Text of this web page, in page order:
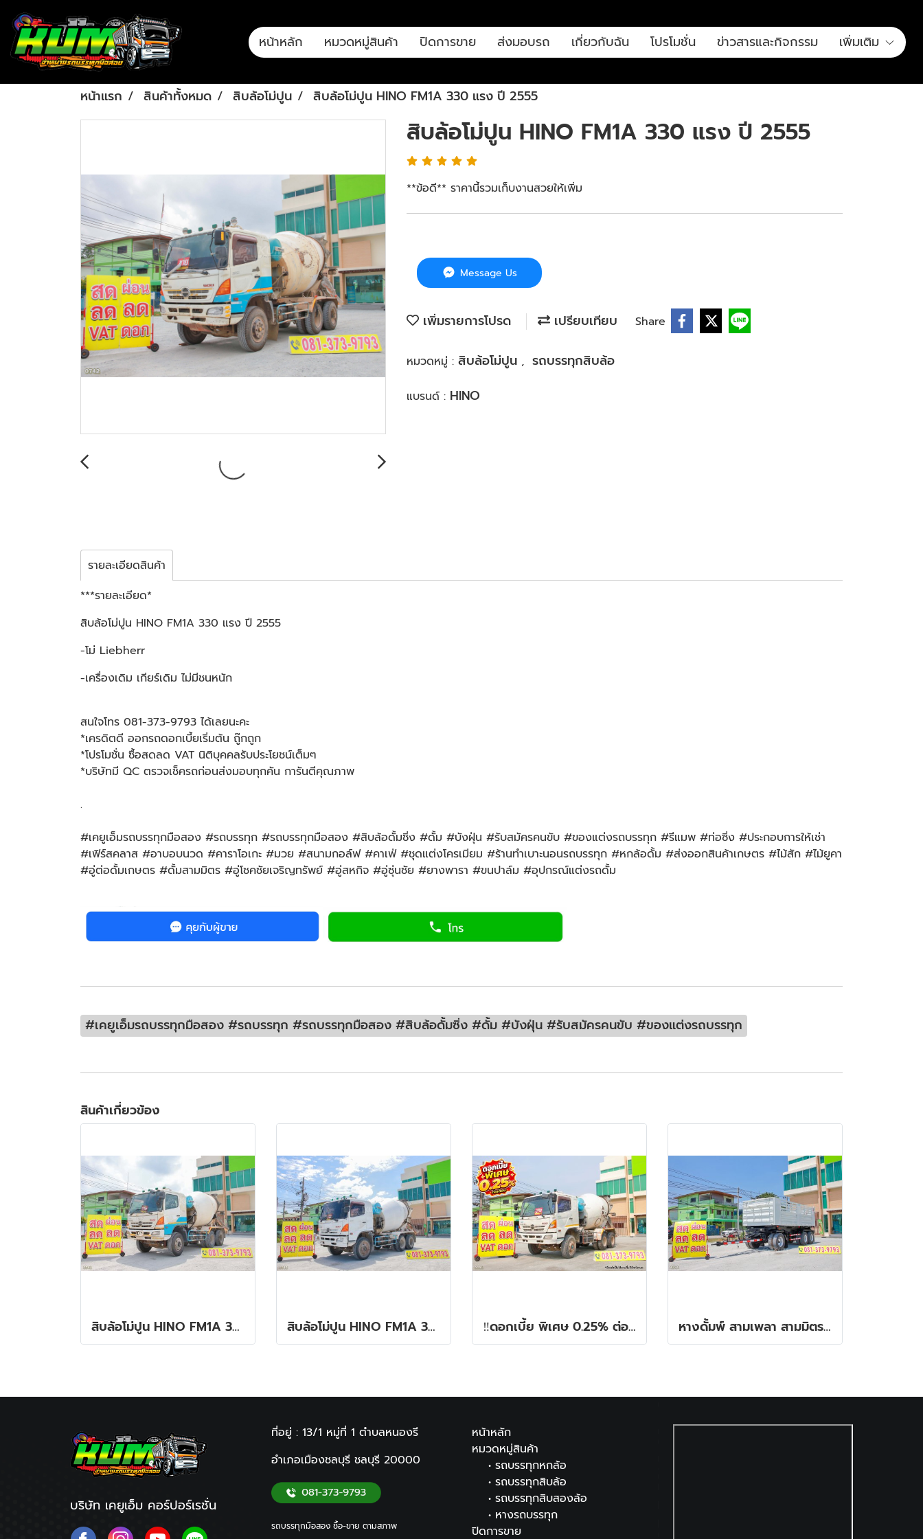
หน้าหลัก หมวดหมู่สินค้า ปิดการขาย ส่งมอบรถ เกี่ยวกับฉัน โปรโมชั่น ข่าวสารและกิจกรรม เพิ่มเติม
หน้าแรก สินค้าทั้งหมด สิบล้อโม่ปูน สิบล้อโม่ปูน HINO FM1A 330 แรง ปี 2555
สิบล้อโม่ปูน HINO FM1A 330 แรง ปี 2555
**ข้อดี** ราคานี้รวมเก็บงานสวยให้เพิ่ม
Message Us
เพิ่มรายการโปรด เปรียบเทียบ Share
หมวดหมู่ : สิบล้อโม่ปูน , รถบรรทุกสิบล้อ
แบรนด์ : HINO
รายละเอียดสินค้า
***รายละเอียด*
สิบล้อโม่ปูน HINO FM1A 330 แรง ปี 2555
-โม่ Liebherr
-เครื่องเดิม เกียร์เดิม ไม่มีชนหนัก
สนใจโทร 081-373-9793 ได้เลยนะคะ
*เครดิตดี ออกรถดอกเบี้ยเริ่มต้น ถู๊กถูก
*โปรโมชั่น ซื้อสดลด VAT นิติบุคคลรับประโยชน์เต็มๆ
*บริษัทมี QC ตรวจเช็ครถก่อนส่งมอบทุกคัน การันตีคุณภาพ
.
#เคยูเอ็มรถบรรทุกมือสอง #รถบรรทุก #รถบรรทุกมือสอง #สิบล้อดั้มซิ่ง #ดั้ม #บังฝุ่น #รับสมัครคนขับ #ของแต่งรถบรรทุก #รีแมพ #ท่อซิ่ง #ประกอบการให้เช่า
#เฟิร์สคลาส #อาบอบนวด #คาราโอเกะ #มวย #สนามกอล์ฟ #คาเฟ่ #ชุดแต่งโครเมียม #ร้านทำเบาะนอนรถบรรทุก #หกล้อดั้ม #ส่งออกสินค้าเกษตร #ไม้สัก #ไม้ยูคา
#อู่ต่อดั้มเกษตร #ดั้มสามมิตร #อู่โชคชัยเจริญทรัพย์ #อู่สหกิจ #อู่ซุ่นชัย #ยางพารา #ขนปาล์ม #อุปกรณ์แต่งรถดั้ม
#เคยูเอ็มรถบรรทุกมือสอง #รถบรรทุก #รถบรรทุกมือสอง #สิบล้อดั้มซิ่ง #ดั้ม #บังฝุ่น #รับสมัครคนขับ #ของแต่งรถบรรทุก
สินค้าเกี่ยวข้อง
สิบล้อโม่ปูน HINO FM1A 330 แรง ปี 2555 สิบล้อโม่ปูน HINO FM1A 330 แรง ปี 2555 ‼️ดอกเบี้ย พิเศษ 0.25% ต่อเดือน‼️สิบล้อโม่ปูน HINO FM1A 330 แรง ปี 2556 หางดั้มพ์ สามเพลา สามมิตร ปี 2557
บริษัท เคยูเอ็ม คอร์ปอร์เรชั่น
ที่อยู่ : 13/1 หมู่ที่ 1 ตำบลหนองรี
อำเภอเมืองชลบุรี ชลบุรี 20000
รถบรรทุกมือสอง ซื้อ-ขาย ตามสภาพ
หน้าหลัก
หมวดหมู่สินค้า
• รถบรรทุกหกล้อ
• รถบรรทุกสิบล้อ
• รถบรรทุกสิบสองล้อ
• หางรถบรรทุก
ปิดการขาย